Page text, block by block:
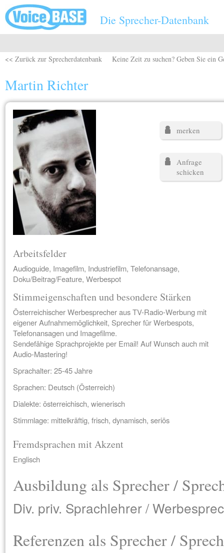
Direkt zum Inhalt
Die Sprecher-Datenbank
<< Zurück zur Sprecherdatenbank Keine Zeit zu suchen? Geben Sie ein
Martin Richter
merken
Anfrage
schicken
Arbeitsfelder
Audioguide, Imagefilm, Industriefilm, Telefonansage,
Doku/Beitrag/Feature, Werbespot
Stimmeigenschaften und besondere Stärken
Österreichischer Werbesprecher aus TV-Radio-Werbung mit
eigener Aufnahmemöglichkeit, Sprecher für Werbespots,
Telefonansagen und Imagefilme.
Sendefähige Sprachprojekte per Email! Auf Wunsch auch mit
Audio-Mastering!
Sprachalter: 25-45 Jahre
Sprachen: Deutsch (Österreich)
Dialekte: österreichisch, wienerisch
Stimmlage: mittelkräftig, frisch, dynamisch, seriös
Fremdsprachen mit Akzent
Englisch
Ausbildung als Sprecher /
Div. priv. Sprachlehrer /
Referenzen als Sprecher /